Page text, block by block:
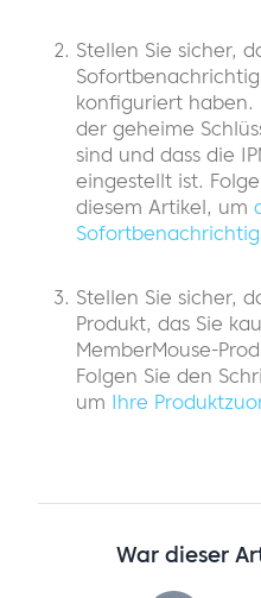
Stellen Sie sicher,
konfiguriert haben.
der geheime
sind und dass die
eingestellt ist.
diesem Artikel, um
Stellen Sie sicher,
Produkt, das Sie
MemberMouse-
Folgen Sie den
um Ihre
War dieser